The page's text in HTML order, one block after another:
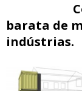
barata de
indústrias.